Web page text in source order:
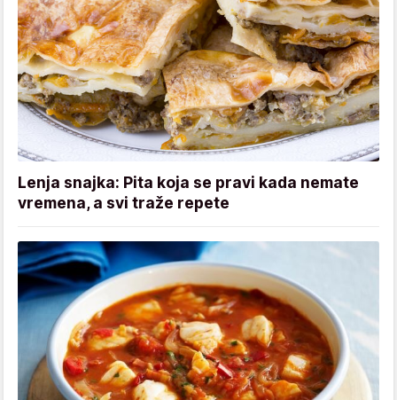
Lenja snajka: Pita koja se pravi kada nemate
vremena, a svi traže repete